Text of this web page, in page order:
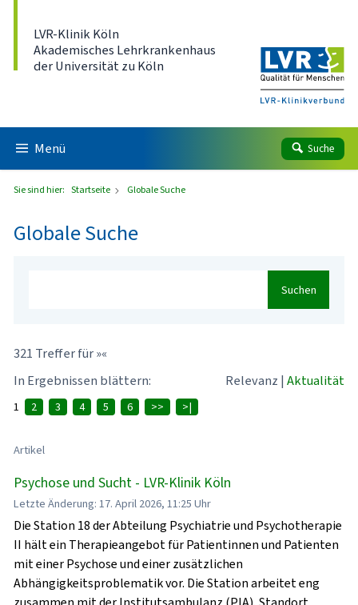
LVR-Klinik Köln
Akademisches Lehrkrankenhaus
der Universität zu Köln
Menü Suche
Sie sind hier: Startseite Globale Suche
Globale Suche
Suchen
321 Treffer für »«
In Ergebnissen blättern:
Relevanz | Aktualität
1 2 3 4 5 6 >> >|
Artikel
Psychose und Sucht - LVR-Klinik Köln
Letzte Änderung: 17. April 2026, 11:25 Uhr
Die Station 18 der Abteilung Psychiatrie und Psychotherapie
II hält ein Therapieangebot für Patientinnen und Patienten
mit einer Psychose und einer zusätzlichen
Abhängigkeitsproblematik vor. Die Station arbeitet eng